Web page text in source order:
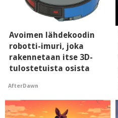
Avoimen lähdekoodin
robotti-imuri, joka
rakennetaan itse 3D-
tulostetuista osista
AfterDawn